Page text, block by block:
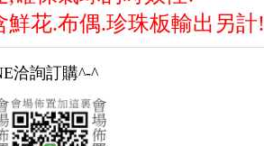
鮮花.布偶.珍珠板輸出另計!
洽詢訂購^-^